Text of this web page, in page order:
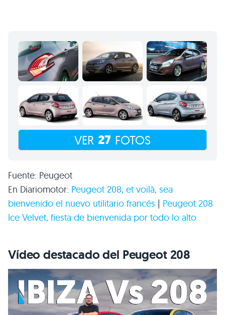
VER 27 FOTOS
Fuente: Peugeot
En Diariomotor: Peugeot 208, et voilà, sea
bienvenido el nuevo utilitario francés | Peugeot 208
Ice Velvet, fiesta de bienvenida por todo lo alto
Vídeo destacado del Peugeot 208